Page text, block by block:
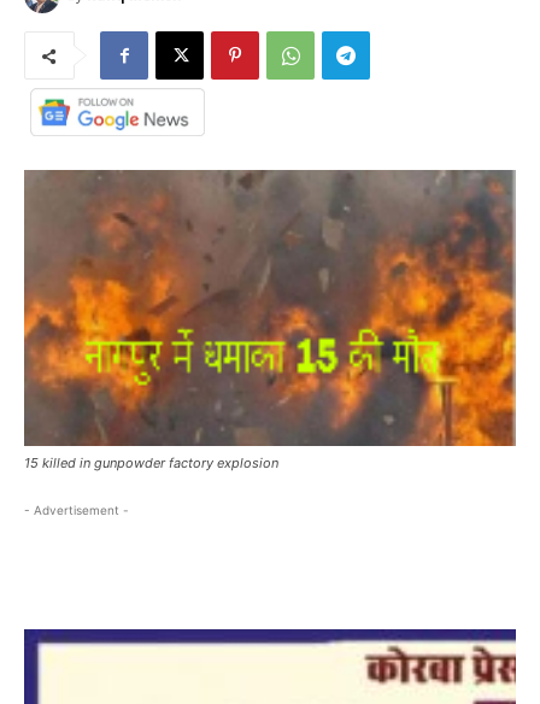
15 killed in gunpowder factory explosion
- Advertisement -